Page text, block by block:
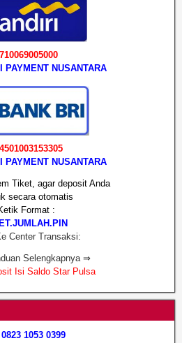
PAYMENT NUSANTARA
PAYMENT NUSANTARA
Tiket, agar deposit Anda
secara otomatis
Format :
Center Transaksi:
Selengkapnya ⇒
Isi Saldo Star Pulsa
0823 1053 0399